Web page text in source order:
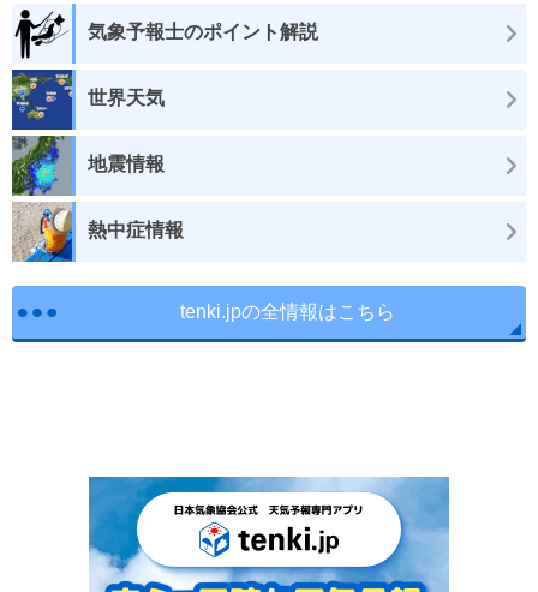
気象予報士のポイント解説
世界天気
地震情報
熱中症情報
tenki.jpの全情報はこちら